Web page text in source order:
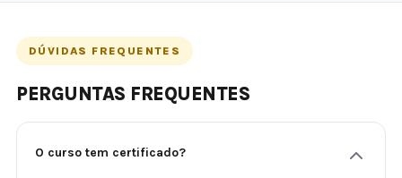
DÚVIDAS FREQUENTES
PERGUNTAS FREQUENTES
O curso tem certificado?